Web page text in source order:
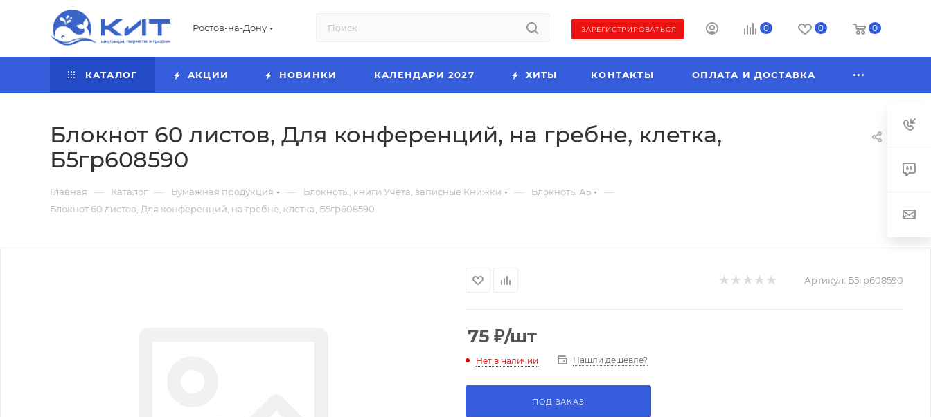
Ростов-на-Дону ЗАРЕГИСТРИРОВАТЬСЯ 0 0 0
КАТАЛОГ АКЦИИ НОВИНКИ КАЛЕНДАРИ 2027 ХИТЫ КОНТАКТЫ ОПЛАТА И ДОСТАВКА
Блокнот 60 листов, Для конференций, на гребне, клетка,
Б5гр608590
Главная — Каталог — Бумажная продукция — Блокноты, книги Учёта, записные Книжки — Блокноты А5 —
Блокнот 60 листов, Для конференций, на гребне, клетка, Б5гр608590
Артикул: Б5гр608590
75 ₽/шт
Нет в наличии Нашли дешевле?
ПОД ЗАКАЗ